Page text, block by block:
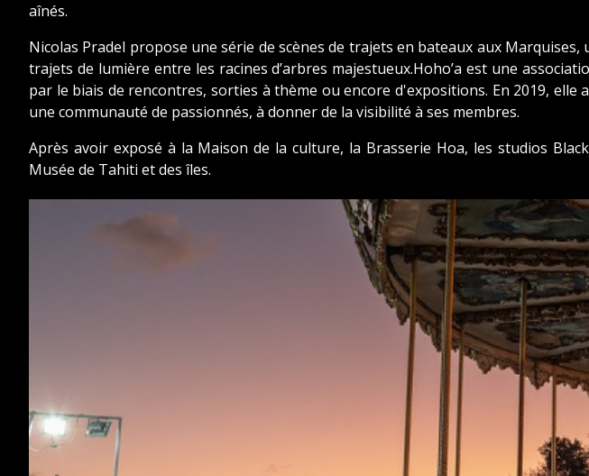
aînés.
Nicolas Pradel propose une série de scènes de trajets en bateaux aux Marquises,
trajets de lumière entre les racines d’arbres majestueux.Hoho’a est une
par le biais de rencontres, sorties à thème ou encore d'expositions. En 2019, elle
une communauté de passionnés, à donner de la visibilité à ses membres.
Après avoir exposé à la Maison de la culture, la Brasserie Hoa, les studios
Musée de Tahiti et des îles.